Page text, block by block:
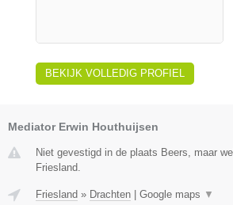
BEKIJK VOLLEDIG PROFIEL
Mediator Erwin Houthuijsen
Niet gevestigd in de plaats Beers, maar
Friesland.
Friesland » Drachten Google maps ▼